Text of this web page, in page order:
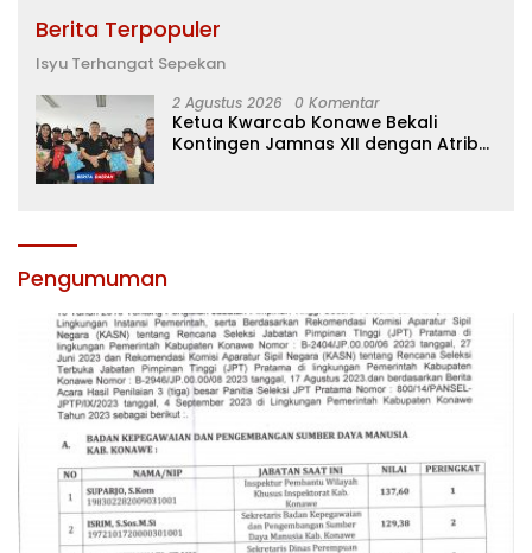
Berita Terpopuler
Isyu Terhangat Sepekan
2 Agustus 2026 0 Komentar
Ketua Kwarcab Konawe Bekali
Kontingen Jamnas XII dengan Atribut
Pengumuman